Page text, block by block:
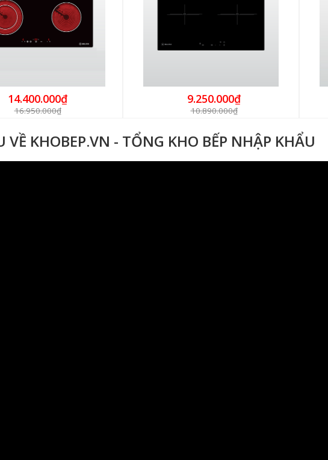
14.400.000₫
16.950.000₫
9.250.000₫
10.890.000₫
VỀ KHOBEP.VN - TỔNG KHO BẾP NHẬP KHẨU